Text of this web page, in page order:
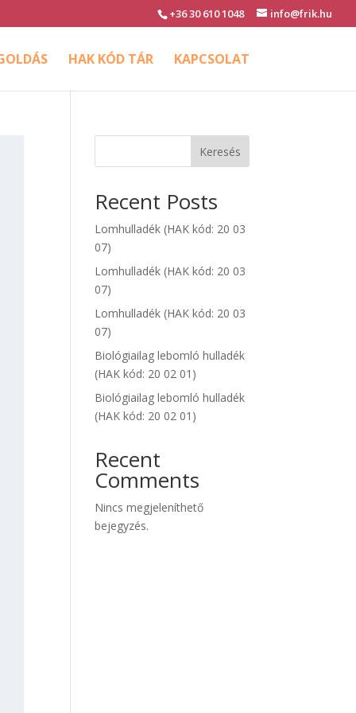
+36 30 610 1048 info@frik.hu
HAK KÓD TÁR KAPCSOLAT
Keresés
Recent Posts
Lomhulladék (HAK kód: 20 03
07)
Lomhulladék (HAK kód: 20 03
07)
Lomhulladék (HAK kód: 20 03
07)
Biológiailag lebomló hulladék
(HAK kód: 20 02 01)
Biológiailag lebomló hulladék
(HAK kód: 20 02 01)
Recent
Comments
Nincs megjeleníthető
bejegyzés.